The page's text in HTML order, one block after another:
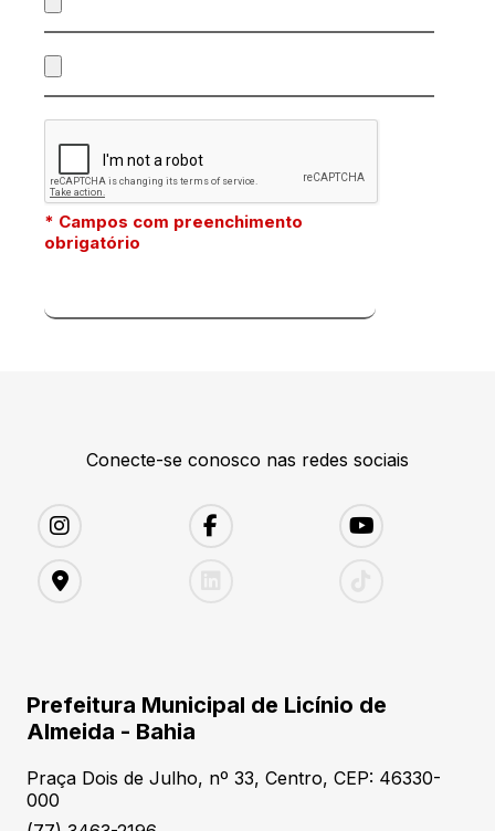
* Campos com preenchimento
obrigatório
Conecte-se conosco nas redes sociais
Prefeitura Municipal de Licínio de
Almeida - Bahia
Praça Dois de Julho, nº 33, Centro, CEP: 46330-
000